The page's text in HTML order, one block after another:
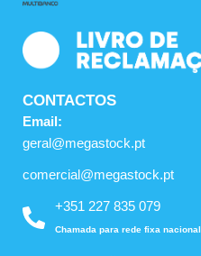
m
CONTACTOS
Email:
geral@megastock.pt
comercial@megastock.pt
+351 227 835 079
Chamada para rede fixa nacional